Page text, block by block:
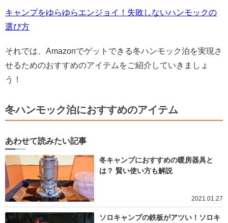
キャンプをゆらゆらエンジョイ！失敗しないハンモックの
選び方
それでは、Amazonでゲットできる冬ハンモック泊を実現さ
せるためのおすすめのアイテムをご紹介していきましょ
う！
冬ハンモック泊におすすめのアイテム
あわせて読みたい記事
冬キャンプにおすすめの暖房器具と
は？ 賢い使い方も解説
2021.01.27
ソロキャンプの鉄板がアツい！ソロキ